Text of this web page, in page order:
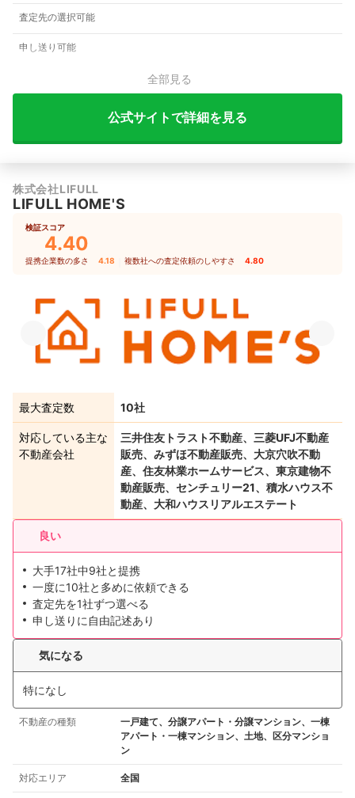
査定先の選択可能
申し送り可能
全部見る
公式サイトで詳細を見る
株式会社LIFULL
LIFULL HOME'S
検証スコア
4.40
提携企業数の多さ 4.18 複数社への査定依頼のしやすさ 4.80
最大査定数 10社
対応している主な
不動産会社
三井住友トラスト不動産、三菱UFJ不動産
販売、みずほ不動産販売、大京穴吹不動
産、住友林業ホームサービス、東京建物不
動産販売、センチュリー21、積水ハウス不
動産、大和ハウスリアルエステート
良い
大手17社中9社と提携
一度に10社と多めに依頼できる
査定先を1社ずつ選べる
申し送りに自由記述あり
気になる
特になし
不動産の種類
一戸建て、分譲アパート・分譲マンション、一棟
アパート・一棟マンション、土地、区分マンショ
ン
対応エリア 全国